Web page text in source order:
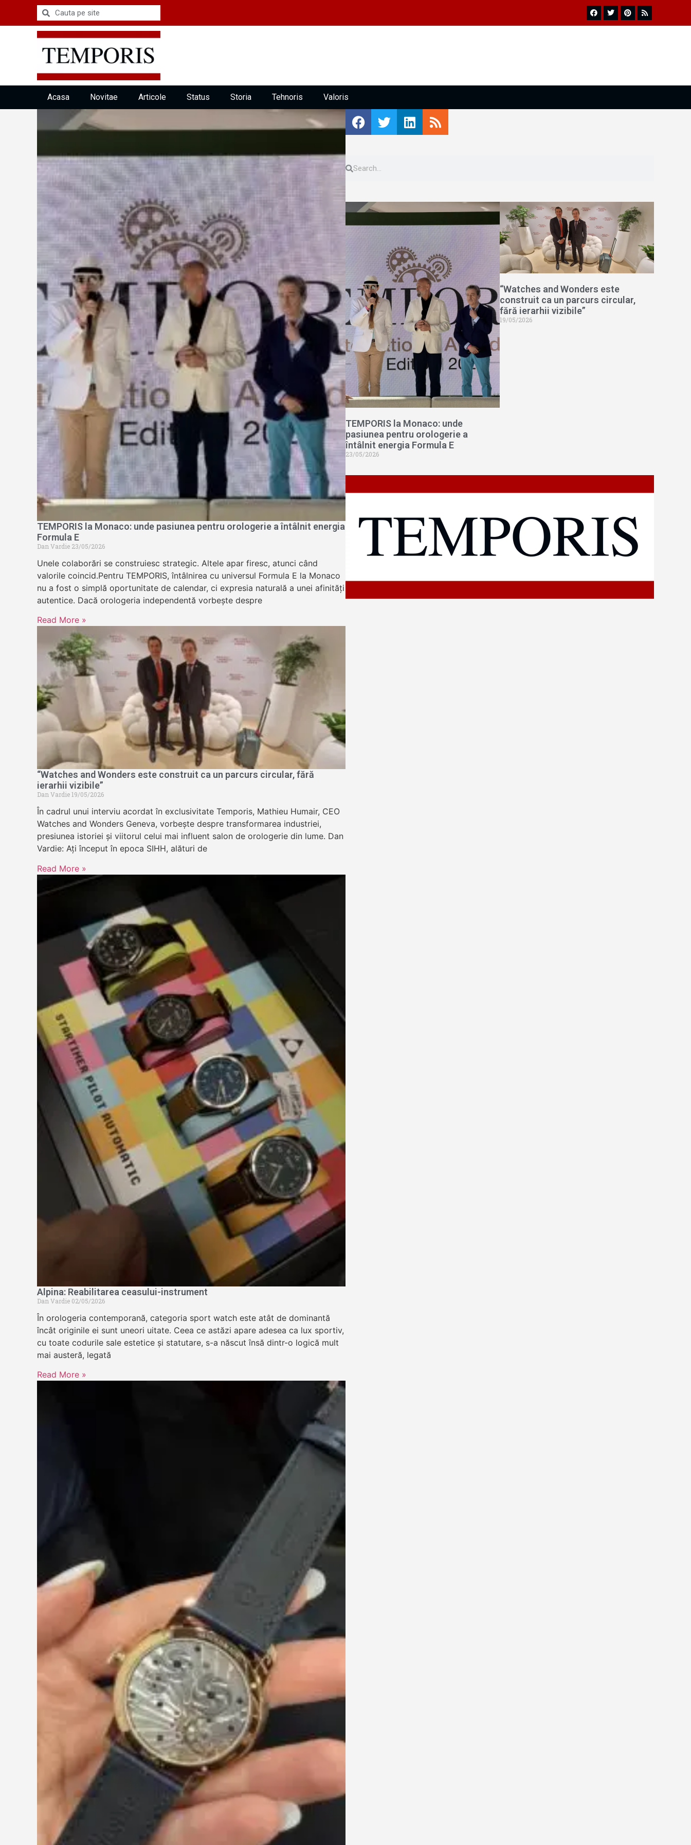
Acasa Novitae Articole Status Storia Tehnoris Valoris
TEMPORIS la Monaco: unde pasiunea pentru orologerie a întâlnit energia
Formula E
Dan Vardie 23/05/2026
Unele colaborări se construiesc strategic. Altele apar firesc, atunci când
valorile coincid.Pentru TEMPORIS, întâlnirea cu universul Formula E la Monaco
nu a fost o simplă oportunitate de calendar, ci expresia naturală a unei afinități
autentice. Dacă orologeria independentă vorbește despre
Read More »
“Watches and Wonders este construit ca un parcurs circular, fără
ierarhii vizibile”
Dan Vardie19/05/2026
În cadrul unui interviu acordat în exclusivitate Temporis, Mathieu Humair, CEO
Watches and Wonders Geneva, vorbește despre transformarea industriei,
presiunea istoriei și viitorul celui mai influent salon de orologerie din lume. Dan
Vardie: Ați început în epoca SIHH, alături de
Read More »
Alpina: Reabilitarea ceasului-instrument
Dan Vardie 02/05/2026
În orologeria contemporană, categoria sport watch este atât de dominantă
încât originile ei sunt uneori uitate. Ceea ce astăzi apare adesea ca lux sportiv,
cu toate codurile sale estetice și statutare, s-a născut însă dintr-o logică mult
mai austeră, legată
Read More »
TEMPORIS la Monaco: unde
pasiunea pentru orologerie a
întâlnit energia Formula E
23/05/2026
“Watches and Wonders este
construit ca un parcurs circular,
fără ierarhii vizibile”
19/05/2026